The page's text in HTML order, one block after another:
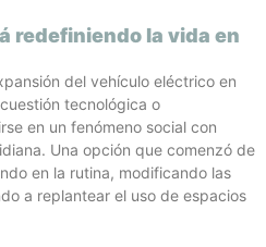
redefiniendo la vida en
del vehículo eléctrico en
tecnológica o
en un fenómeno social con
Una opción que comenzó de
en la rutina, modificando las
a replantear el uso de espacios